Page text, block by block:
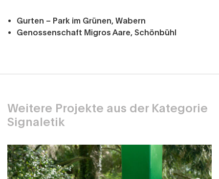
Gurten – Park im Grünen, Wabern
Genossenschaft Migros Aare, Schönbühl
Weitere Projekte aus der Kategorie
Signaletik